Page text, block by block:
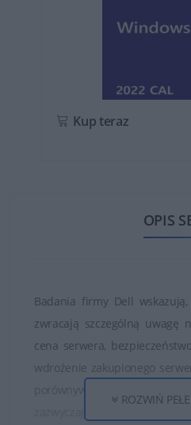
Kup teraz
OPIS
Badania firmy Dell
zwracają szczególną uwagę
cena serwera,
wdrożenie zakupionego
porównywalnych
zazwyczaj korzystniejsze
ROZWIŃ